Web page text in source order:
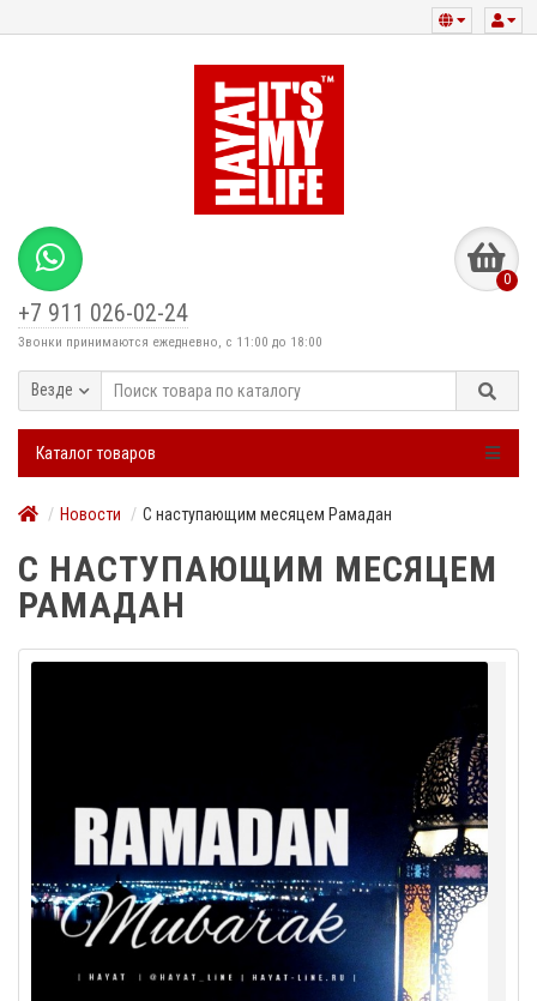
+7 911 026-02-24
Звонки принимаются ежедневно, с 11:00 до 18:00
0
Везде
Каталог товаров
Новости С наступающим месяцем Рамадан
С НАСТУПАЮЩИМ МЕСЯЦЕМ
РАМАДАН